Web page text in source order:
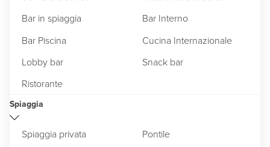
Bar in spiaggia
Bar Interno
Bar Piscina
Cucina Internazionale
Lobby bar
Snack bar
Ristorante
Spiaggia
Spiaggia privata
Pontile